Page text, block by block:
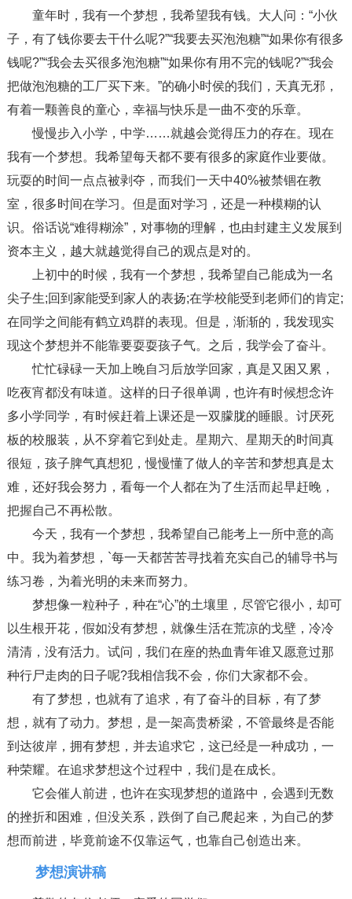
童年时，我有一个梦想，我希望我有钱。大人问：“小伙
子，有了钱你要去干什么呢?”“我要去买泡泡糖”“如果你有很多
钱呢?”“我会去买很多泡泡糖”“如果你有用不完的钱呢?”“我会
把做泡泡糖的工厂买下来。”的确小时侯的我们，天真无邪，
有着一颗善良的童心，幸福与快乐是一曲不变的乐章。
慢慢步入小学，中学……就越会觉得压力的存在。现在
我有一个梦想。我希望每天都不要有很多的家庭作业要做。
玩耍的时间一点点被剥夺，而我们一天中40%被禁锢在教
室，很多时间在学习。但是面对学习，还是一种模糊的认
识。俗话说“难得糊涂”，对事物的理解，也由封建主义发展到
资本主义，越大就越觉得自己的观点是对的。
上初中的时候，我有一个梦想，我希望自己能成为一名
尖子生;回到家能受到家人的表扬;在学校能受到老师们的肯定;
在同学之间能有鹤立鸡群的表现。但是，渐渐的，我发现实
现这个梦想并不能靠要耍耍孩子气。之后，我学会了奋斗。
忙忙碌碌一天加上晚自习后放学回家，真是又困又累，
吃夜宵都没有味道。这样的日子很单调，也许有时候想念许
多小学同学，有时候赶着上课还是一双朦胧的睡眼。讨厌死
板的校服装，从不穿着它到处走。星期六、星期天的时间真
很短，孩子脾气真想犯，慢慢懂了做人的辛苦和梦想真是太
难，还好我会努力，看每一个人都在为了生活而起早赶晚，
把握自己不再松散。
今天，我有一个梦想，我希望自己能考上一所中意的高
中。我为着梦想，`每一天都苦苦寻找着充实自己的辅导书与
练习卷，为着光明的未来而努力。
梦想像一粒种子，种在“心”的土壤里，尽管它很小，却可
以生根开花，假如没有梦想，就像生活在荒凉的戈壁，冷冷
清清，没有活力。试问，我们在座的热血青年谁又愿意过那
种行尸走肉的日子呢?我相信我不会，你们大家都不会。
有了梦想，也就有了追求，有了奋斗的目标，有了梦
想，就有了动力。梦想，是一架高贵桥梁，不管最终是否能
到达彼岸，拥有梦想，并去追求它，这已经是一种成功，一
种荣耀。在追求梦想这个过程中，我们是在成长。
它会催人前进，也许在实现梦想的道路中，会遇到无数
的挫折和困难，但没关系，跌倒了自己爬起来，为自己的梦
想而前进，毕竟前途不仅靠运气，也靠自己创造出来。
梦想演讲稿